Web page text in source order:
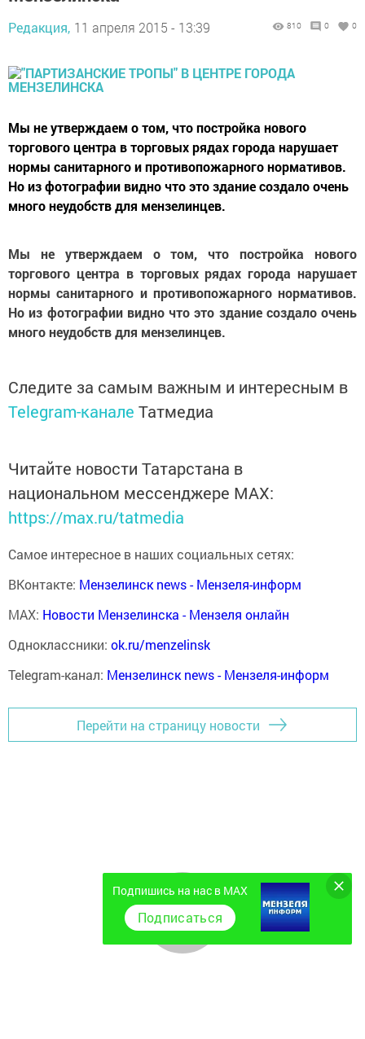
Редакция, 11 апреля 2015 - 13:39 810 0 0
Мы не утверждаем о том, что постройка нового
торгового центра в торговых рядах города нарушает
нормы санитарного и противопожарного нормативов.
Но из фотографии видно что это здание создало очень
много неудобств для мензелинцев.
Мы не утверждаем о том, что постройка нового
торгового центра в торговых рядах города нарушает
нормы санитарного и противопожарного нормативов.
Но из фотографии видно что это здание создало очень
много неудобств для мензелинцев.
Следите за самым важным и интересным в
Telegram-канале Татмедиа
Читайте новости Татарстана в
национальном мессенджере MАХ:
https://max.ru/tatmedia
Самое интересное в наших социальных сетях:
ВКонтакте: Мензелинск news - Мензеля-информ
MAX: Новости Мензелинска - Мензеля онлайн
Одноклассники: ok.ru/menzelinsk
Telegram-канал: Мензелинск news - Мензеля-информ
Перейти на страницу новости
Подпишись на нас в MAX
Подписаться